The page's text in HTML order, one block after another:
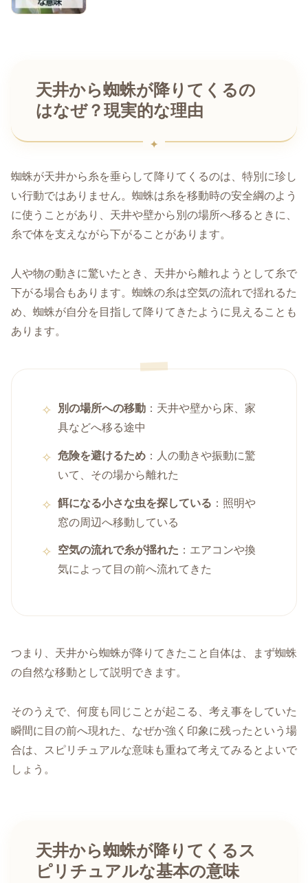
天井から蜘蛛が降りてくるの
はなぜ？現実的な理由
蜘蛛が天井から糸を垂らして降りてくるのは、特別に珍し
い行動ではありません。蜘蛛は糸を移動時の安全綱のよう
に使うことがあり、天井や壁から別の場所へ移るときに、
糸で体を支えながら下がることがあります。
人や物の動きに驚いたとき、天井から離れようとして糸で
下がる場合もあります。蜘蛛の糸は空気の流れで揺れるた
め、蜘蛛が自分を目指して降りてきたように見えることも
あります。
別の場所への移動 ：天井や壁から床、家
具などへ移る途中
危険を避けるため ：人の動きや振動に驚
いて、その場から離れた
餌になる小さな虫を探している ：照明や
窓の周辺へ移動している
空気の流れで糸が揺れた ：エアコンや換
気によって目の前へ流れてきた
つまり、天井から蜘蛛が降りてきたこと自体は、まず蜘蛛
の自然な移動として説明できます。
そのうえで、何度も同じことが起こる、考え事をしていた
瞬間に目の前へ現れた、なぜか強く印象に残ったという場
合は、スピリチュアルな意味も重ねて考えてみるとよいで
しょう。
天井から蜘蛛が降りてくるス
ピリチュアルな基本の意味